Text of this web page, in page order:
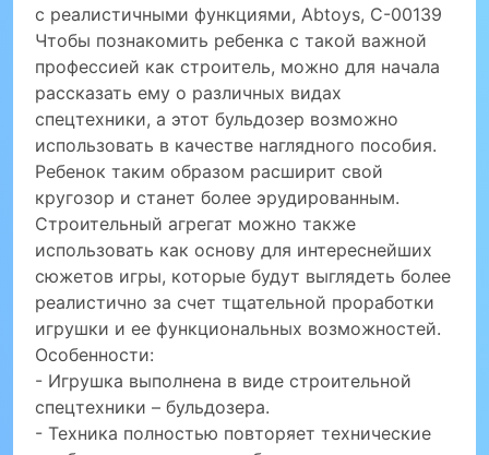
с реалистичными функциями, Abtoys, C-00139
Чтобы познакомить ребенка с такой важной
профессией как строитель, можно для начала
рассказать ему о различных видах
спецтехники, а этот бульдозер возможно
использовать в качестве наглядного пособия.
Ребенок таким образом расширит свой
кругозор и станет более эрудированным.
Строительный агрегат можно также
использовать как основу для интереснейших
сюжетов игры, которые будут выглядеть более
реалистично за счет тщательной проработки
игрушки и ее функциональных возможностей.
Особенности:
- Игрушка выполнена в виде строительной
спецтехники – бульдозера.
- Техника полностью повторяет технические